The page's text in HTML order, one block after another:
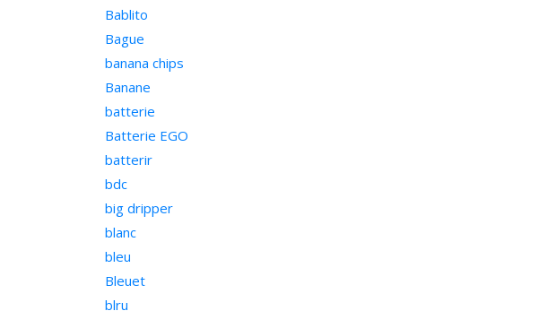
Bablito
Bague
banana chips
Banane
batterie
Batterie EGO
batterir
bdc
big dripper
blanc
bleu
Bleuet
blru